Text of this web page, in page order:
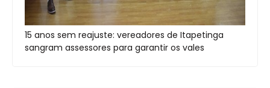
15 anos sem reajuste: vereadores de Itapetinga
sangram assessores para garantir os vales